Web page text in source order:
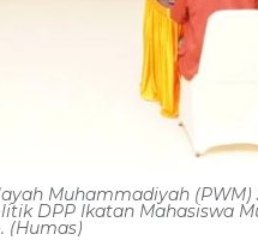
Muhammadiyah (PWM)
DPP Ikatan Mahasiswa
(Humas)